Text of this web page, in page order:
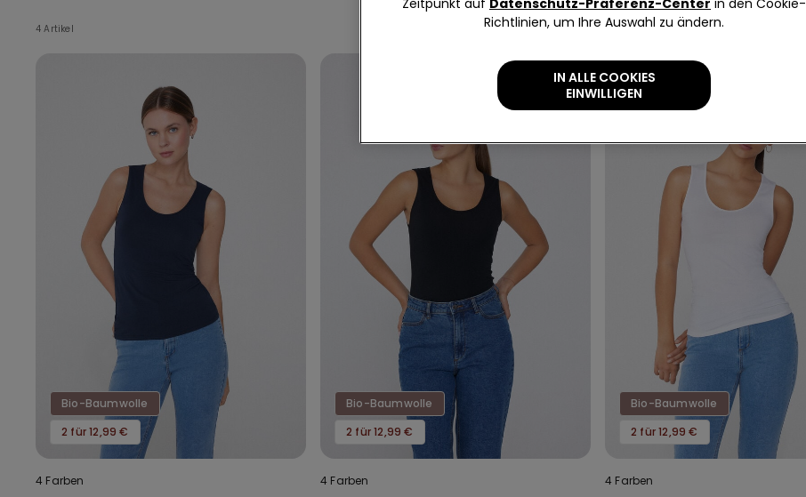
4 Artikel
Bio-Baumwolle
2 für 12,99 €
4 Farben
Bio-Baumwolle
2 für 12,99 €
4 Farben
Bio-Baumwolle
2 für 12,99 €
4 Farben
Zeitpunkt auf Datenschutz-Präferenz-Center in den Cookie-
Richtlinien, um Ihre Auswahl zu ändern.
IN ALLE COOKIES
EINWILLIGEN